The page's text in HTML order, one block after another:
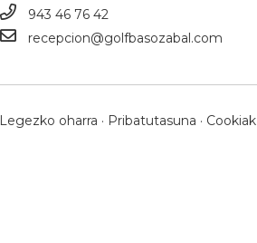
943 46 76 42
recepcion@golfbasozabal.com
Legezko oharra · Pribatutasuna · Cookiak